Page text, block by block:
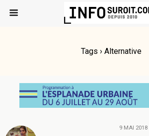
Tags › Alternative
9 MAI 2018